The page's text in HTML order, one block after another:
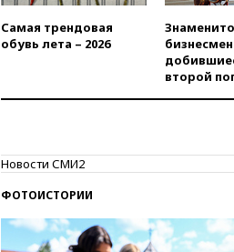
Самая трендовая
обувь лета – 2026
второй
Новости СМИ2
ФОТОИСТОРИИ